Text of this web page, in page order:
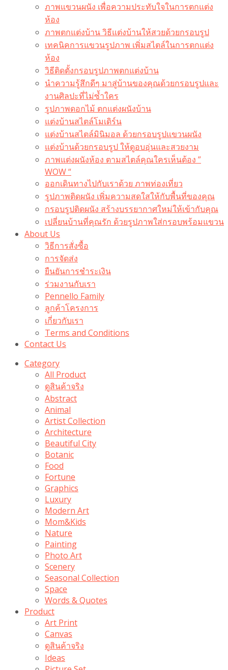
ภาพแขวนผนัง เพื่อความประทับใจในการตกแต่ง
ห้อง
ภาพตกแต่งบ้าน วิธีแต่งบ้านให้สวยด้วยกรอบรูป
เทคนิคการแขวนรูปภาพ เพิ่มสไตล์ในการตกแต่ง
ห้อง
วิธีติดตั้งกรอบรูปภาพตกแต่งบ้าน
นำความรู้สึกดีๆ มาสู่บ้านของคุณด้วยกรอบรูปและ
งานศิลปะที่ไม่ซ้ำใคร
รูปภาพดอกไม้ ตกแต่งผนังบ้าน
แต่งบ้านสไตล์โมเดิร์น
แต่งบ้านสไตล์มินิมอล ด้วยกรอบรูปแขวนผนัง
แต่งบ้านด้วยกรอบรูป ให้ดูอบอุ่นและสวยงาม
ภาพแต่งผนังห้อง ตามสไตล์คุณใครเห็นต้อง ”
WOW “
ออกเดินทางไปกับเราด้วย ภาพท่องเที่ยว
รูปภาพติดผนัง เพิ่มความสดใสให้กับพื้นที่ของคุณ
กรอบรูปติดผนัง สร้างบรรยากาศใหม่ให้เข้ากับคุณ
เปลี่ยนบ้านที่คุณรัก ด้วยรูปภาพใส่กรอบพร้อมแขวน​
About Us
วิธีการสั่งซื้อ
การจัดส่ง
ยืนยันการชำระเงิน
ร่วมงานกับเรา
Pennello Family
ลูกค้าโครงการ
เกี่ยวกับเรา
Terms and Conditions
Contact Us
Category
All Product
ดูสินค้าจริง
Abstract
Animal
Artist Collection
Architecture
Beautiful City
Botanic
Food
Fortune
Graphics
Luxury
Modern Art
Mom&Kids
Nature
Painting
Photo Art
Scenery
Seasonal Collection
Space
Words & Quotes
Product
Art Print
Canvas
ดูสินค้าจริง
Ideas